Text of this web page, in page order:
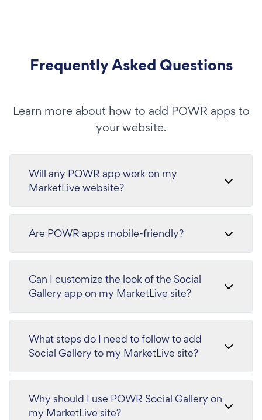
Frequently Asked Questions
Learn more about how to add POWR apps to
your website.
Will any POWR app work on my
MarketLive website?
Are POWR apps mobile-friendly?
Can I customize the look of the Social
Gallery app on my MarketLive site?
What steps do I need to follow to add
Social Gallery to my MarketLive site?
Why should I use POWR Social Gallery on
my MarketLive site?